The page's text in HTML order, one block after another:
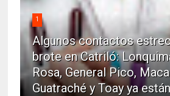
1
Algunos contactos
brote en Catriló:
Rosa, General Pico,
Guatraché y Toay ya